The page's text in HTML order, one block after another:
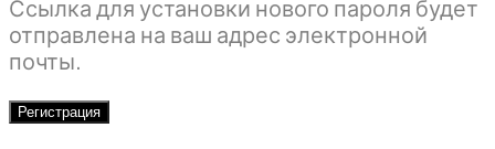
Ссылка для установки нового пароля будет
отправлена ​​на ваш адрес электронной
почты.
Регистрация